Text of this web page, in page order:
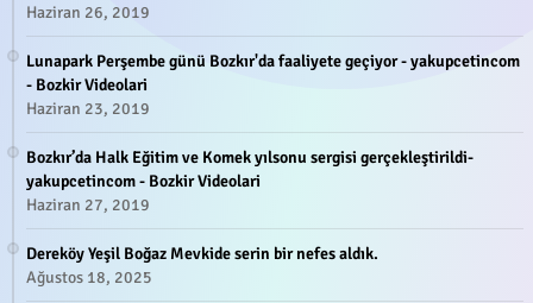
Haziran 26, 2019
Lunapark Perşembe günü Bozkır'da faaliyete geçiyor - yakupcetincom
- Bozkir Videolari
Haziran 23, 2019
Bozkır’da Halk Eğitim ve Komek yılsonu sergisi gerçekleştirildi-
yakupcetincom - Bozkir Videolari
Haziran 27, 2019
Dereköy Yeşil Boğaz Mevkide serin bir nefes aldık.
Ağustos 18, 2025